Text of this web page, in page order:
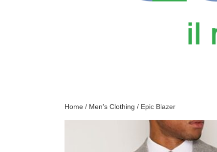
Home / Men's Clothing / Epic Blazer